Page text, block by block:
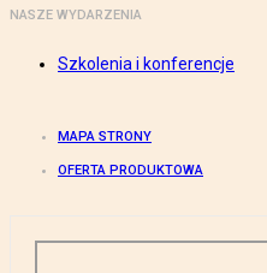
NASZE WYDARZENIA
Szkolenia i konferencje
MAPA STRONY
OFERTA PRODUKTOWA